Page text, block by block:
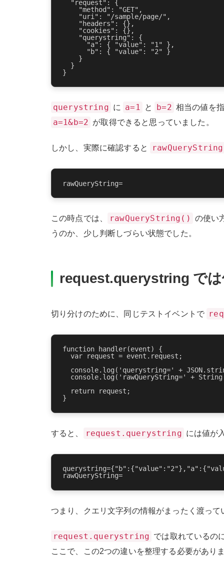
  "request": {
    "method": "GET",
    "uri": "/sample/page/",
    "headers": {},
    "cookies": {},
    "querystring": {
      "a": { "value": "1" },
      "b": { "value": "2" }
    }
  }
querystring に a=1 と b=2 相当の値を
a=1&b=2 が取得できると思っていました。
しかし、実際に確認すると
rawQueryString=
この時点では、 rawQueryString()
の使い
うのか、少し判断しづらい状態でした。
request.querystring では
切り分けのために、同じテストイベントで
function handler(event) {
  var request = event.request;
console.log('querystring=' +
console.log('rawQueryString=' +
  return request;
すると、 request.querystring には値が
rawQueryString=
つまり、クエリ文字列の情報がまったく渡っ
request.querystring では取れているの
ここで、この2つの違いを整理する必要があり